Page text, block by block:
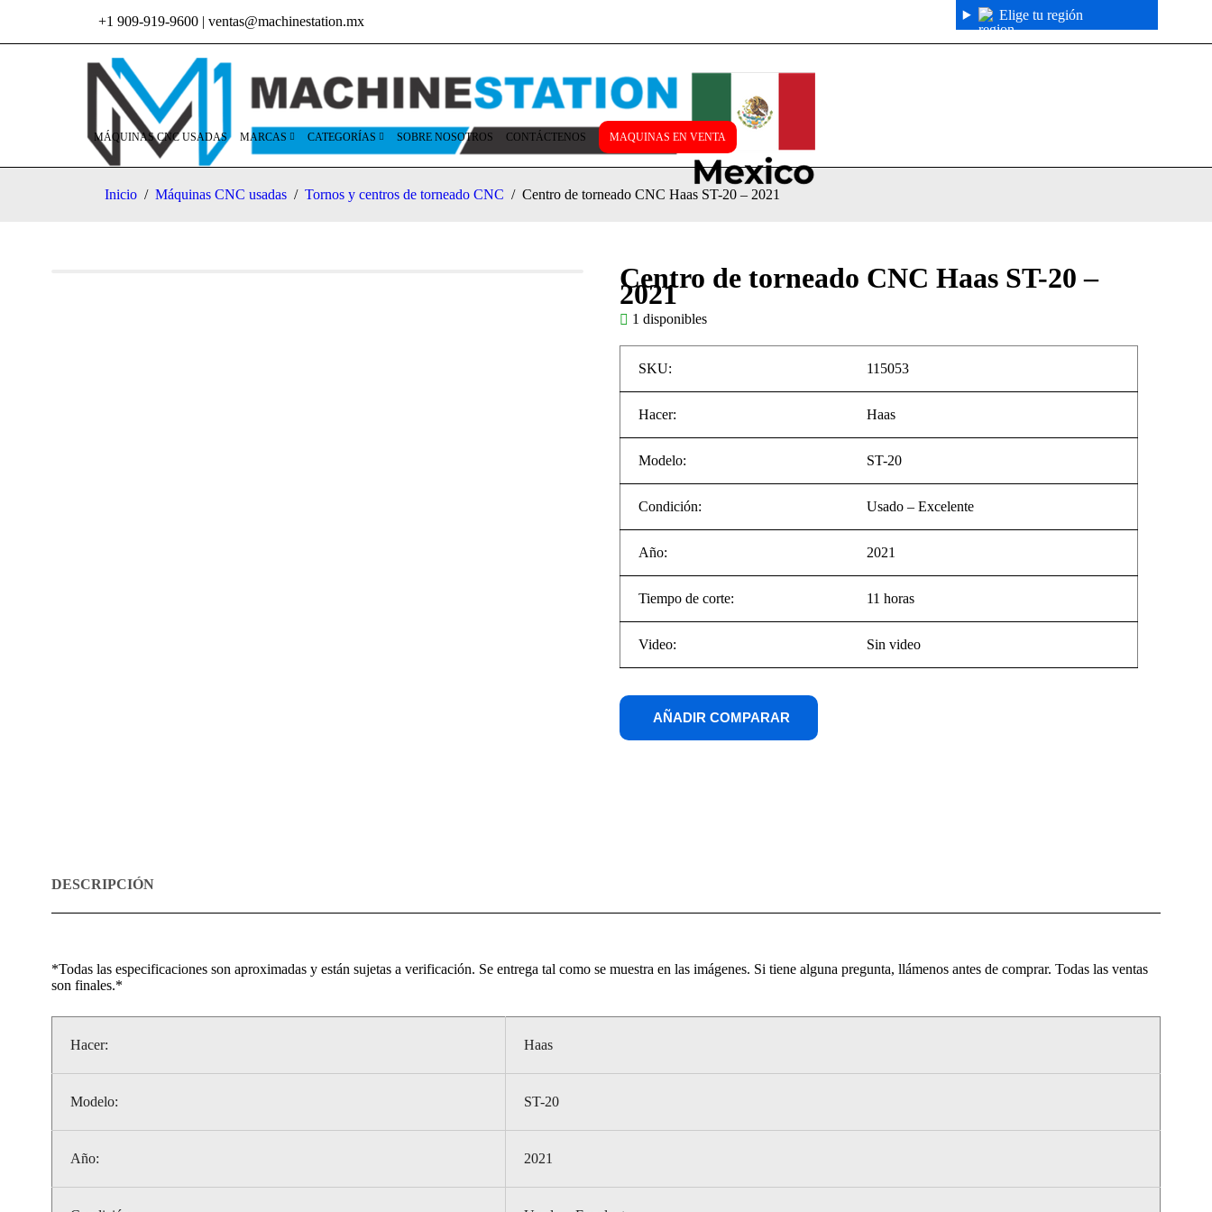
Elige tu región
+1 909-919-9600 | ventas@machinestation.mx
MÁQUINAS CNC USADAS MARCAS CATEGORÍAS SOBRE NOSOTROS CONTÁCTENOS MAQUINAS EN VENTA
Inicio / Máquinas CNC usadas / Tornos y centros de torneado CNC / Centro de torneado CNC Haas ST-20 – 2021
Centro de torneado CNC Haas ST-20 –
2021
1 disponibles
SKU: 115053
Hacer: Haas
Modelo: ST-20
Condición: Usado – Excelente
Año: 2021
Tiempo de corte: 11 horas
Video: Sin video
COMPARAR
DESCRIPCIÓN
*Todas las especificaciones son aproximadas y están sujetas a verificación. Se entrega tal como se muestra en las imágenes. Si tiene alguna pregunta, llámenos antes de comprar. Todas las ventas
son finales.*
Hacer: Haas
Modelo: ST-20
Año: 2021